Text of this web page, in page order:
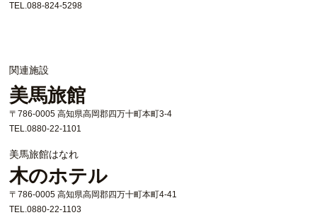
TEL.088-824-5298
関連施設
美馬旅館
〒786-0005 高知県高岡郡四万十町本町3-4
TEL.0880-22-1101
美馬旅館はなれ
木のホテル
〒786-0005 高知県高岡郡四万十町本町4-41
TEL.0880-22-1103